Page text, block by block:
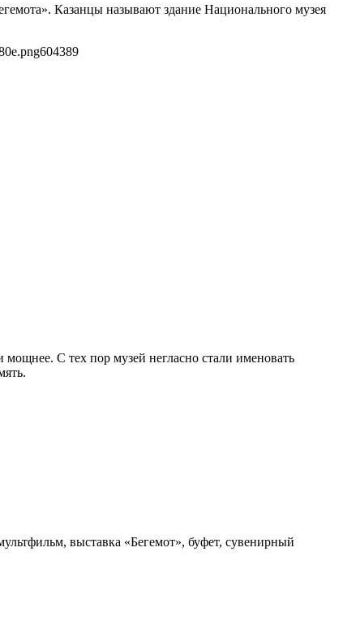
Казанцы называют здание Национального музея
604389
С тех пор музей негласно стали именовать
выставка «Бегемот», буфет, сувенирный